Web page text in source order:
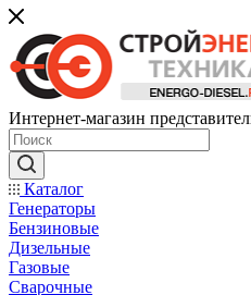
Интернет-магазин
Каталог
Генераторы
Бензиновые
Дизельные
Газовые
Сварочные